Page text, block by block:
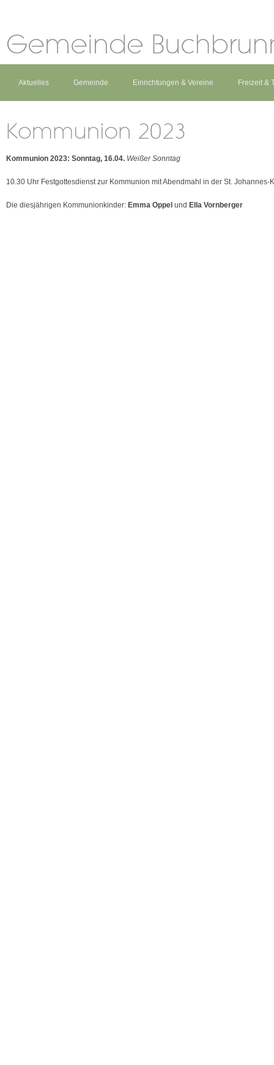
Aktuelles Gemeinde Einrichtungen & Vereine Freizeit &
Kommunion 2023: Sonntag, 16.04. Weißer Sonntag
10.30 Uhr Festgottesdienst zur Kommunion mit Abendmahl in der St. Johannes-
Die diesjährigen Kommunionkinder: Emma Oppel und Ella Vornberger